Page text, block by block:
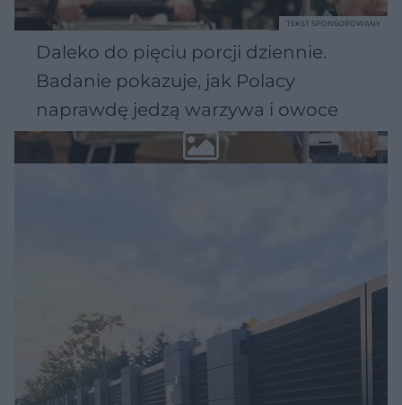
Daleko do pięciu porcji dziennie.
Badanie pokazuje, jak Polacy
naprawdę jedzą warzywa i owoce
TEKST SPONSOROWANY